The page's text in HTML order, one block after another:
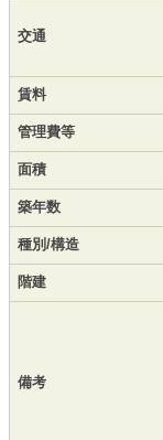
交通
賃料
管理費等
面積
築年数
種別/構造
階建
備考